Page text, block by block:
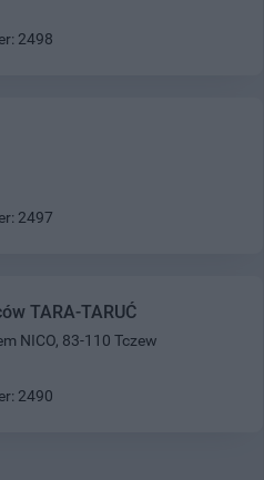
2498
2497
TARA-TARUĆ
NICO, 83-110 Tczew
2490